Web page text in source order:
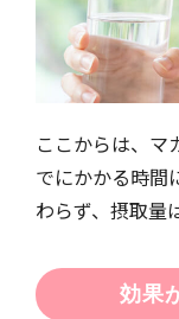
ここからは、マ
でにかかる時間
わらず、摂取量
効果